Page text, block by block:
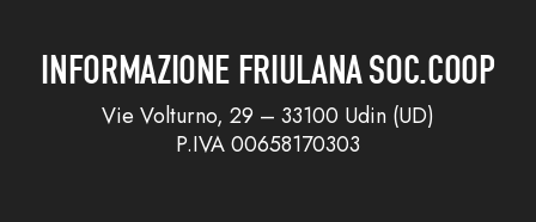
INFORMAZIONE FRIULANA SOC.COOP
Vie Volturno, 29 – 33100 Udin (UD)
P.IVA 00658170303